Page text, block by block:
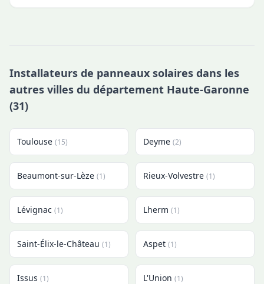
Installateurs de panneaux solaires dans les
autres villes du département Haute-Garonne
(31)
Toulouse (15) Deyme (2)
Beaumont-sur-Lèze (1) Rieux-Volvestre (1)
Lévignac (1) Lherm (1)
Saint-Élix-le-Château (1) Aspet (1)
Issus (1) L'Union (1)